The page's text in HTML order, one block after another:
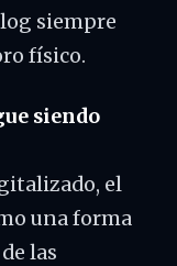
siempre
físico.
siendo
el
una forma
las